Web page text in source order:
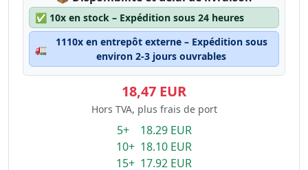
✅ 10x en stock – Expédition sous 24 heures
🚛
1110x en entrepôt externe – Expédition sous
environ 2-3 jours ouvrables
18,47 EUR
Hors TVA, plus frais de port
5+ 18.29 EUR
10+ 18.10 EUR
15+ 17.92 EUR